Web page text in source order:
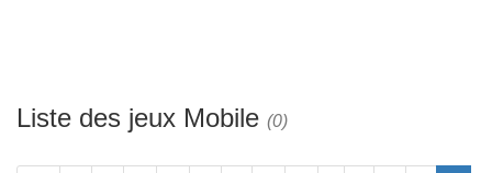
Liste des jeux Mobile (0)